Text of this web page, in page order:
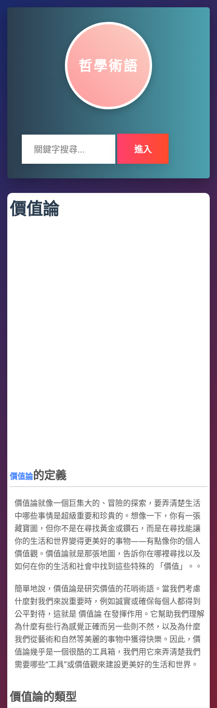
哲學術語
進入
價值論
價值論的定義
價值論就像一個巨集大的、冒險的探索，要弄清楚生活
中哪些事情是超級重要和珍貴的。想像一下，你有一張
藏寶圖，但你不是在尋找黃金或鑽石，而是在尋找能讓
你的生活和世界變得更美好的事物——有點像你的個人
價值觀。價值論就是那張地圖，告訴你在哪裡尋找以及
如何在你的生活和社會中找到這些特殊的 「價值」。。
簡單地說，價值論是研究價值的花哨術語。當我們考慮
什麼對我們來說重要時，例如誠實或確保每個人都得到
公平對待，這就是 價值論 在發揮作用。它幫助我們理解
為什麼有些行為感覺正確而另一些則不然，以及為什麼
我們從藝術和自然等美麗的事物中獲得快樂。因此，價
值論幾乎是一個很酷的工具箱，我們用它來弄清楚我們
需要哪些“工具”或價值觀來建設更美好的生活和世界。
價值論的類型